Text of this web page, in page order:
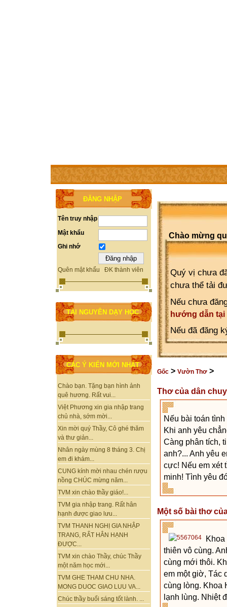
TRANG CHỦ THÀNH VIÊN TRỢ GIÚP WEBSITE
ĐĂNG NHẬP
Tên truy nhập
Mật khẩu
Ghi nhớ
Quên mật khẩu ĐK thành viên
TÀI NGUYÊN DẠY HỌC
CÁC Ý KIẾN MỚI NHẤT
Chào bạn. Tặng bạn hình ảnh
quê hương. Rất vui...
Việt Phương xin gia nhập trang
chủ nhà, sớm mời...
Xin mời quý Thầy, Cô ghé thăm
và thư giản...
Nhân ngày mùng 8 tháng 3. Chị
em đi khám...
CUNG kính mời nhau chén rượu
nồng CHÚC mừng năm...
TVM xin chào thầy giáo!...
TVM gia nhập trang. Rất hân
hạnh được giao lưu...
TVM THANH NGHỊ GIA NHẬP
TRANG, RẤT HÂN HẠNH
ĐƯỢC...
TVM xin chào Thầy, chúc Thầy
một năm học mới...
TVM GHE THAM CHU NHA.
MONG DUOC GIAO LUU VA...
Chúc thầy buổi sáng tốt lành. ...
Chào mừng
Quý vị chưa
chưa thể tải
Nếu chưa
hướng dẫn tại
Nếu đã đăng
Gốc > Vườn Thơ >
Thơ của dân
Nếu bài toán
Khi anh yêu
Càng phân tích,
anh?... Anh yêu
cực! Nếu em xét
minh! Tình yêu
Một số bài thơ
thiên vô cùng.
cùng mới thôi.
em một giờ, Tác
cùng lòng. Khoa
lạnh lùng. Nhiệt